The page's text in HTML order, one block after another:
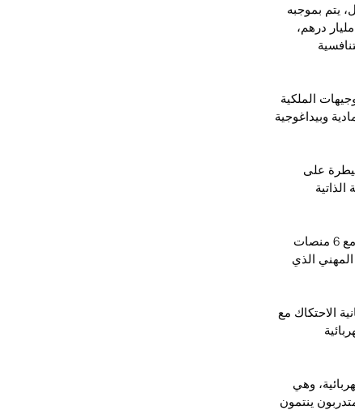
يتم بموجبه
إنجاز 12 مدينة مهن وكفاءات على مستوى مختلف جهات المملكة باستثمار إجمالي يقدر ب 4,4 مليار درهم،
الملكية
وبيداغوجية
على
  وهكذا، تحتضن مدينة المهن والكفاءات 6 أقطاب قطاعية مخصصة لاكتساب الكفاءات المهنية، مع 6 منصات
الذي
الاحتكاك مع
وهي
ينتمون